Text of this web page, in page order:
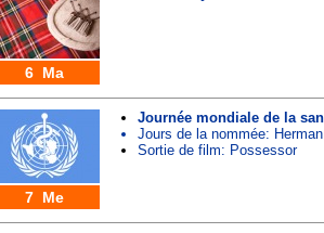
6 Ma
7 Me
Journée mondiale de la
Jours de la nommée: Herman
Sortie de film: Possessor